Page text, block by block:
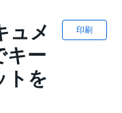
印刷
ュメ
キー
トを